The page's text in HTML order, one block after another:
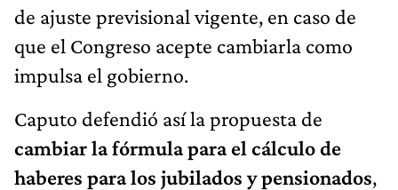
de ajuste previsional vigente, en caso de
que el Congreso acepte cambiarla como
impulsa el gobierno.
Caputo defendió así la propuesta de
cambiar la fórmula para el cálculo de
haberes para los jubilados y pensionados,